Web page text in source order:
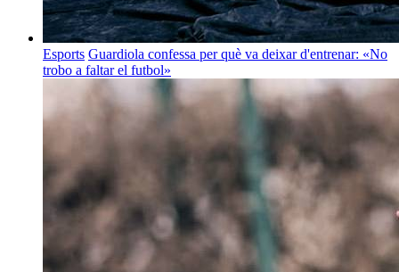
Esports Guardiola confessa per què va deixar d'entrenar: «No
trobo a faltar el futbol»